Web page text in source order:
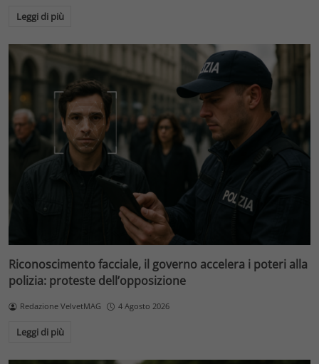
Leggi di più
Riconoscimento facciale, il governo accelera i poteri alla
polizia: proteste dell’opposizione
Redazione VelvetMAG 4 Agosto 2026
Leggi di più